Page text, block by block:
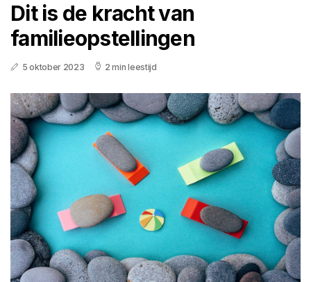
Dit is de kracht van
familieopstellingen
5 oktober 2023 2 min leestijd